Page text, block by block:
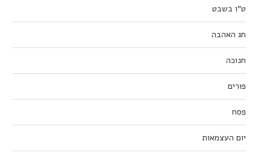
ט”ו בשבט
חג האהבה
חנוכה
פורים
פסח
יום העצמאות